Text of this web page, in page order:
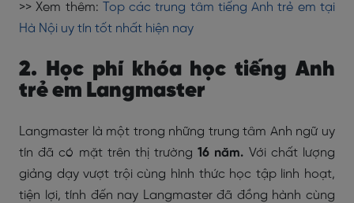
>> Xem thêm:
Top các trung tâm tiếng Anh trẻ em tại
Hà Nội uy tín tốt nhất hiện nay
2. Học phí khóa học tiếng Anh
trẻ em Langmaster
Langmaster là một trong những trung tâm Anh ngữ uy
tín đã có mặt trên thị trường16 năm. Với chất lượng
giảng dạy vượt trội cùng hình thức học tập linh hoạt,
tiện lợi, tính đến nay Langmaster đã đồng hành cùng